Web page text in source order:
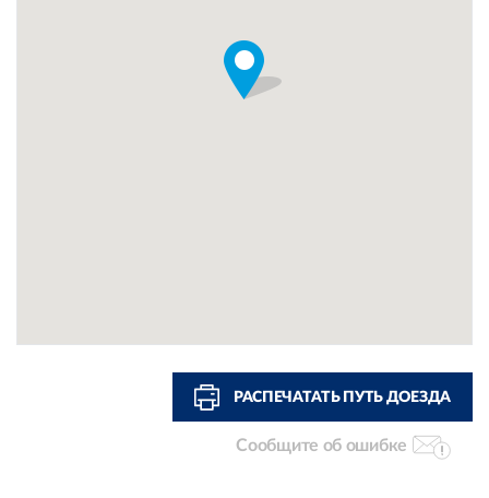
РАСПЕЧАТАТЬ ПУТЬ ДОЕЗДА
Сообщите об ошибке